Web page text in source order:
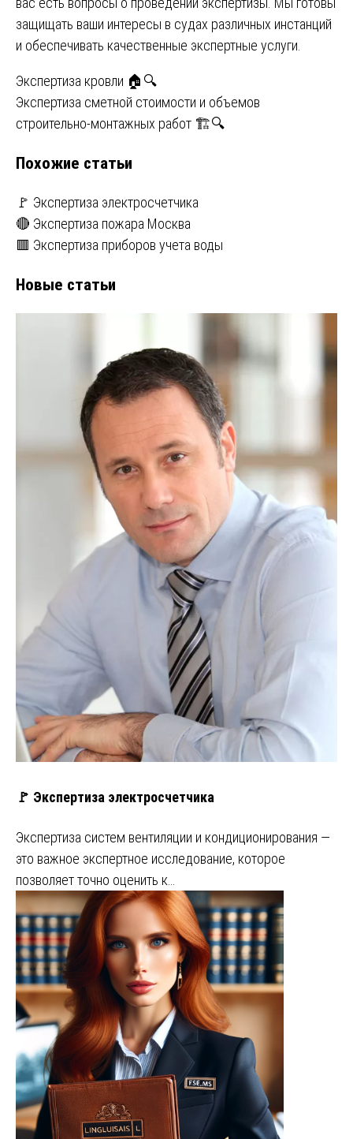
защищать ваши интересы в судах различных инстанций
и обеспечивать качественные экспертные услуги.
Навигация
по
Экспертиза кровли 🏠🔍
Экспертиза сметной стоимости и объемов
строительно-монтажных работ 🏗️🔍
Похожие статьи
🚩 Экспертиза электросчетчика
🔴 Экспертиза пожара Москва
🟥 Экспертиза приборов учета воды
Новые статьи
🚩 Экспертиза электросчетчика
Экспертиза систем вентиляции и кондиционирования —
это важное экспертное исследование, которое
позволяет точно оценить к…